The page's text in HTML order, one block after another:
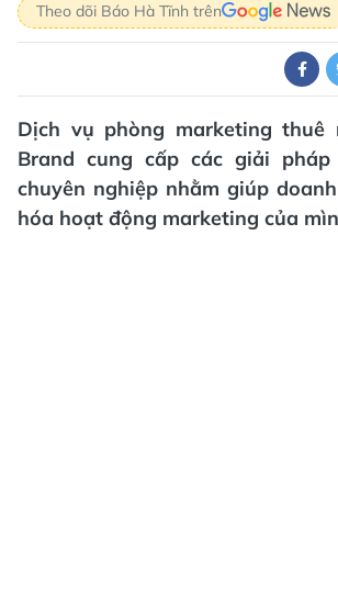
Theo dõi Báo Hà Tĩnh trên
Dịch vụ phòng marketing thuê
Brand cung cấp các giải
chuyên nghiệp nhằm giúp
hóa hoạt động marketing của